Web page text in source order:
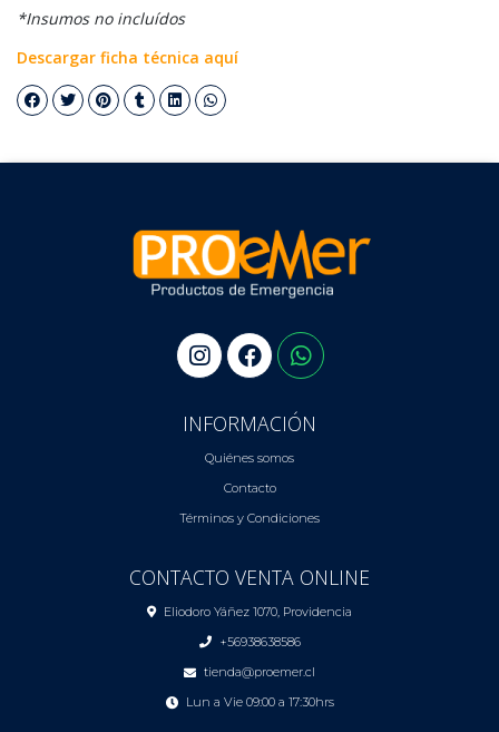
*Insumos no incluídos
Descargar ficha técnica aquí
INFORMACIÓN
Quiénes somos
Contacto
Términos y Condiciones
CONTACTO VENTA ONLINE
Eliodoro Yáñez 1070, Providencia
+56938638586
tienda@proemer.cl
Lun a Vie 09:00 a 17:30hrs